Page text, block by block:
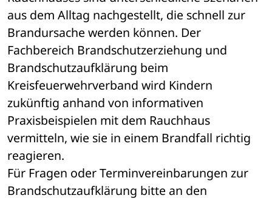
aus dem Alltag nachgestellt, die schnell zur
Brandursache werden können. Der
Fachbereich Brandschutzerziehung und
Brandschutzaufklärung beim
Kreisfeuerwehrverband wird Kindern
zukünftig anhand von informativen
Praxisbeispielen mit dem Rauchhaus
vermitteln, wie sie in einem Brandfall richtig
reagieren.
Für Fragen oder Terminvereinbarungen zur
Brandschutzaufklärung bitte an den